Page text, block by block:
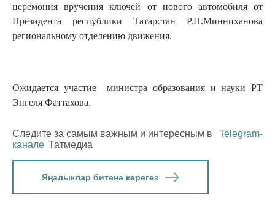
церемония вручения ключей от нового автомобиля от
Президента республики Татарстан Р.Н.Минниханова
региональному отделению движения.
Ожидается участие министра образования и науки РТ
Энгеля Фаттахова.
Следите за самым важным и интересным в
Telegram-
канале Татмедиа
Яңалыклар битенә керегез